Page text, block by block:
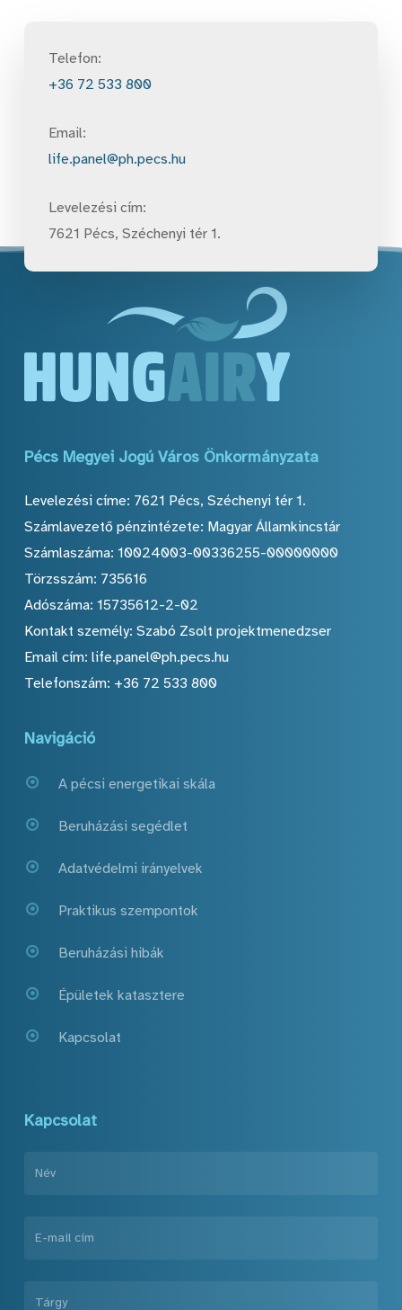
Telefon:
+36 72 533 800
Email:
life.panel@ph.pecs.hu
Levelezési cím:
7621 Pécs, Széchenyi tér 1.
Pécs Megyei Jogú Város Önkormányzata
Levelezési címe: 7621 Pécs, Széchenyi tér 1.
Számlavezető pénzintézete: Magyar Államkincstár
Számlaszáma: 10024003-00336255-00000000
Törzsszám: 735616
Adószáma: 15735612-2-02
Kontakt személy: Szabó Zsolt projektmenedzser
Email cím: life.panel@ph.pecs.hu
Telefonszám: +36 72 533 800
Navigáció
A pécsi energetikai skála
Beruházási segédlet
Adatvédelmi irányelvek
Praktikus szempontok
Beruházási hibák
Épületek katasztere
Kapcsolat
Kapcsolat